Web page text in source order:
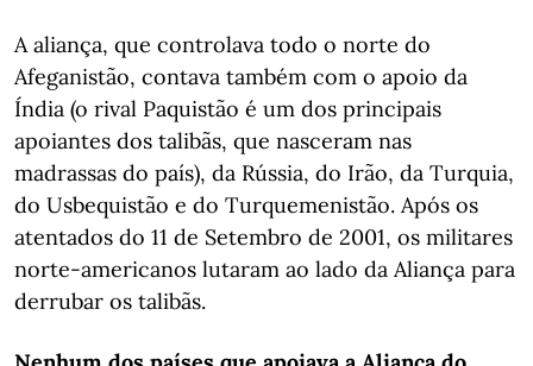
A aliança, que controlava todo o norte do
Afeganistão, contava também com o apoio da
Índia (o rival Paquistão é um dos principais
apoiantes dos talibãs, que nasceram nas
madrassas do país), da Rússia, do Irão, da Turquia,
do Usbequistão e do Turquemenistão. Após os
atentados do 11 de Setembro de 2001, os militares
norte-americanos lutaram ao lado da Aliança para
derrubar os talibãs.